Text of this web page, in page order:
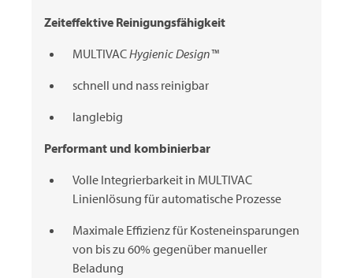
Zeiteffektive Reinigungsfähigkeit
MULTIVACHygienic Design™
schnell und nass reinigbar
langlebig
Performant und kombinierbar
Volle Integrierbarkeit in MULTIVAC
Linienlösung für automatische Prozesse
Maximale Effizienz für Kosteneinsparungen
von bis zu 60% gegenüber manueller
Beladung